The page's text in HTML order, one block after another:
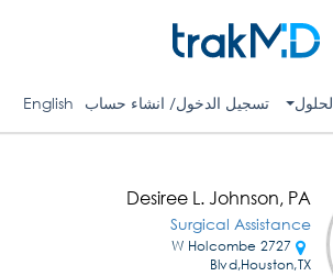
تسجيل الدخول/ انشاء حساب English
Desiree L. Johnson, PA
Surgical Assistance
2727 W Holcombe
Blvd,Houston,TX